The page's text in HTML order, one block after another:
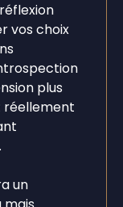
vos choix
plus
réellement
un